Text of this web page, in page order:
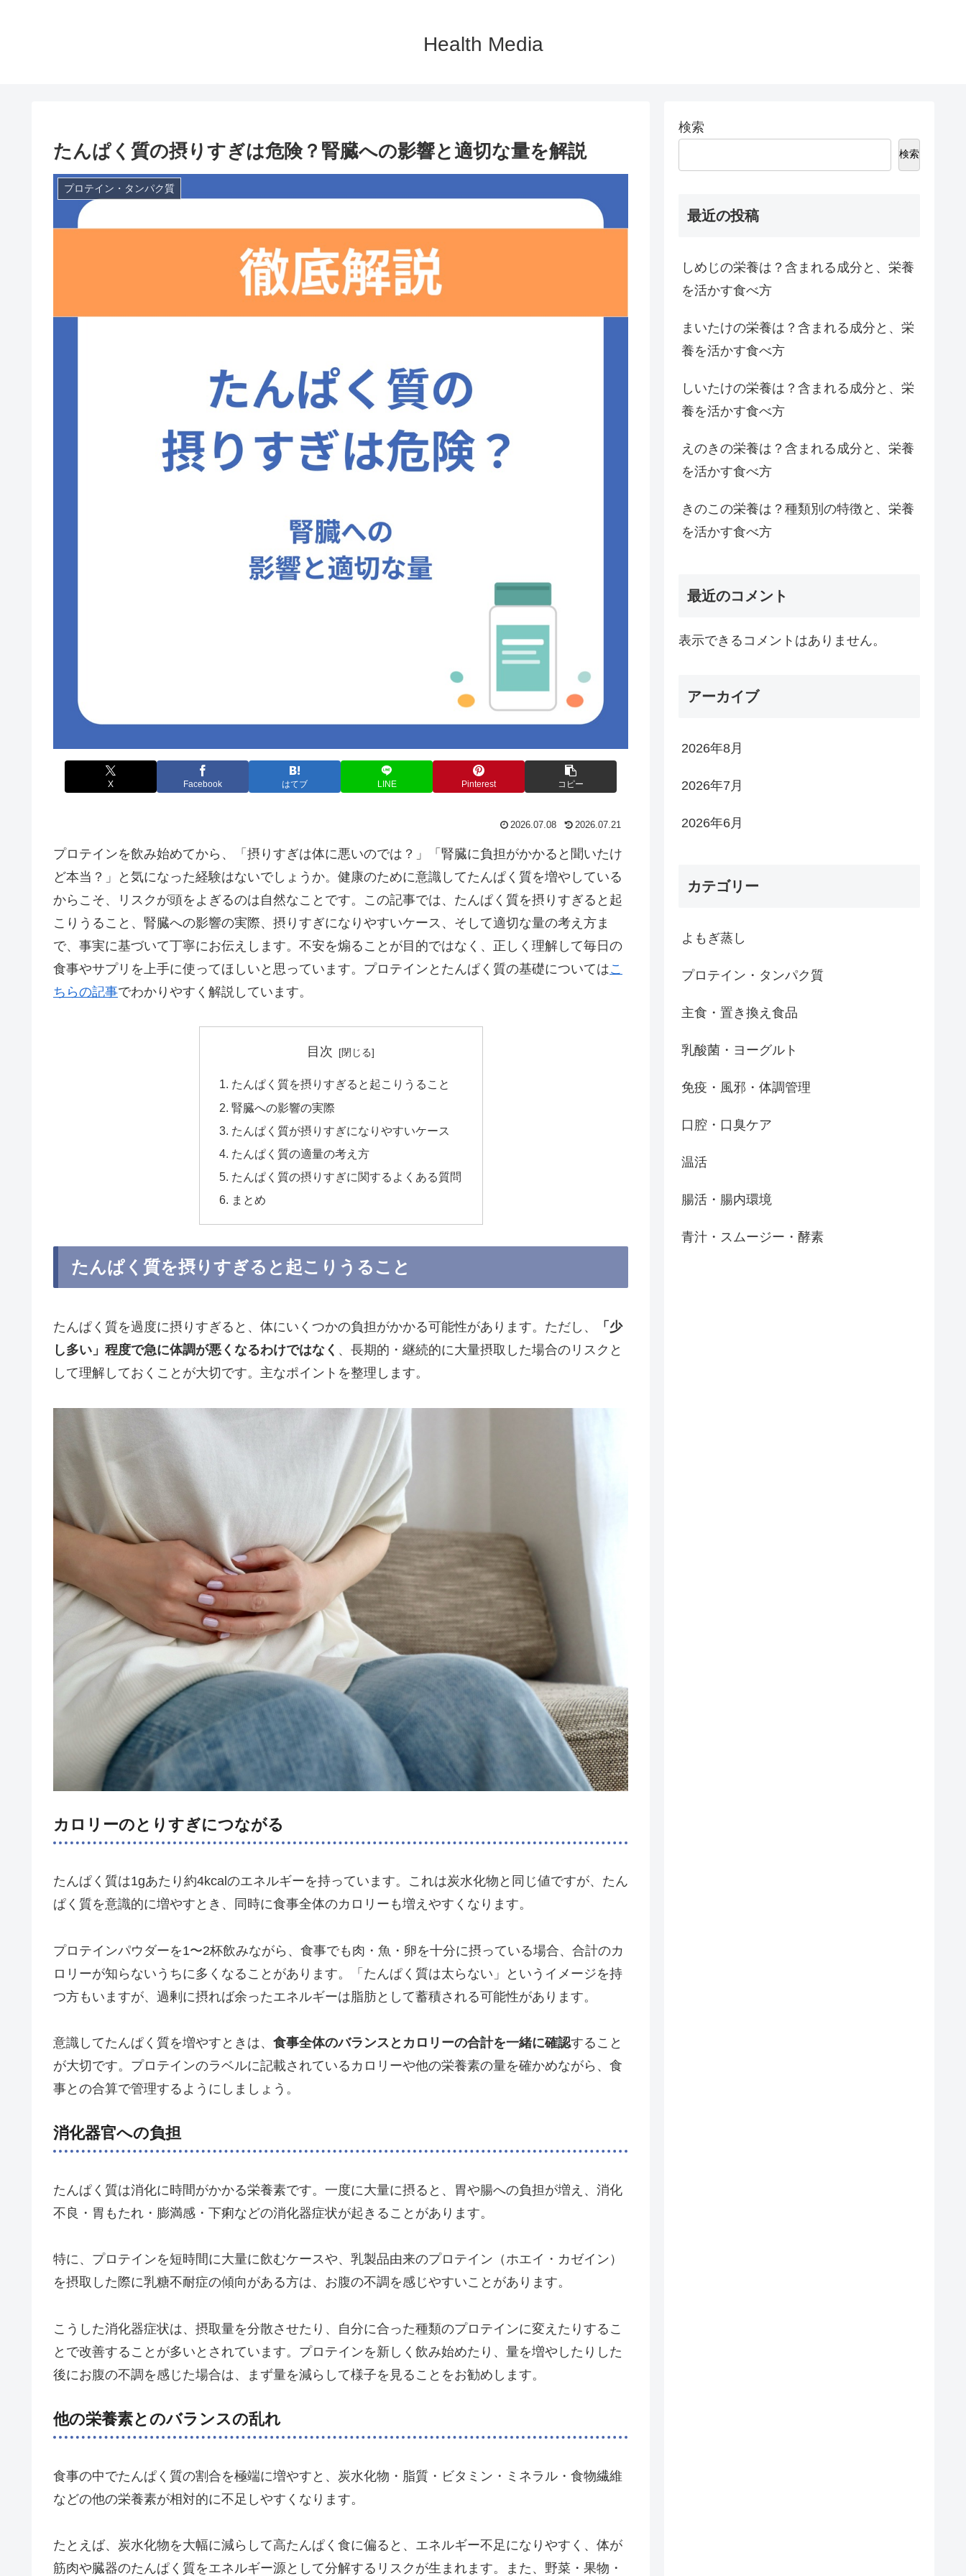
Health Media
たんぱく質の摂りすぎは危険？腎臓への影響と適切な量を解説
プロテイン・タンパク質
X Facebook はてブ LINE Pinterest コピー
2026.07.08 2026.07.21
プロテインを飲み始めてから、「摂りすぎは体に悪いのでは？」「腎臓に負担がかかると聞いたけ
ど本当？」と気になった経験はないでしょうか。健康のために意識してたんぱく質を増やしている
からこそ、リスクが頭をよぎるのは自然なことです。この記事では、たんぱく質を摂りすぎると起
こりうること、腎臓への影響の実際、摂りすぎになりやすいケース、そして適切な量の考え方ま
で、事実に基づいて丁寧にお伝えします。不安を煽ることが目的ではなく、正しく理解して毎日の
食事やサプリを上手に使ってほしいと思っています。プロテインとたんぱく質の基礎についてはこ
ちらの記事でわかりやすく解説しています。
目次
たんぱく質を摂りすぎると起こりうること
腎臓への影響の実際
たんぱく質が摂りすぎになりやすいケース
たんぱく質の適量の考え方
たんぱく質の摂りすぎに関するよくある質問
まとめ
たんぱく質を摂りすぎると起こりうること
たんぱく質を過度に摂りすぎると、体にいくつかの負担がかかる可能性があります。ただし、
「少
し多い」程度で急に体調が悪くなるわけではなく 、長期的・継続的に大量摂取した場合のリスクと
して理解しておくことが大切です。主なポイントを整理します。
カロリーのとりすぎにつながる
たんぱく質は1gあたり約4kcalのエネルギーを持っています。これは炭水化物と同じ値ですが、たん
ぱく質を意識的に増やすとき、同時に食事全体のカロリーも増えやすくなります。
プロテインパウダーを1〜2杯飲みながら、食事でも肉・魚・卵を十分に摂っている場合、合計のカ
ロリーが知らないうちに多くなることがあります。「たんぱく質は太らない」というイメージを持
つ方もいますが、過剰に摂れば余ったエネルギーは脂肪として蓄積される可能性があります。
意識してたんぱく質を増やすときは、 食事全体のバランスとカロリーの合計を一緒に確認すること
が大切です。プロテインのラベルに記載されているカロリーや他の栄養素の量を確かめながら、食
事との合算で管理するようにしましょう。
消化器官への負担
たんぱく質は消化に時間がかかる栄養素です。一度に大量に摂ると、胃や腸への負担が増え、消化
不良・胃もたれ・膨満感・下痢などの消化器症状が起きることがあります。
特に、プロテインを短時間に大量に飲むケースや、乳製品由来のプロテイン（ホエイ・カゼイン）
を摂取した際に乳糖不耐症の傾向がある方は、お腹の不調を感じやすいことがあります。
こうした消化器症状は、摂取量を分散させたり、自分に合った種類のプロテインに変えたりするこ
とで改善することが多いとされています。プロテインを新しく飲み始めたり、量を増やしたりした
後にお腹の不調を感じた場合は、まず量を減らして様子を見ることをお勧めします。
他の栄養素とのバランスの乱れ
食事の中でたんぱく質の割合を極端に増やすと、炭水化物・脂質・ビタミン・ミネラル・食物繊維
などの他の栄養素が相対的に不足しやすくなります。
たとえば、炭水化物を大幅に減らして高たんぱく食に偏ると、エネルギー不足になりやすく、体が
筋肉や臓器のたんぱく質をエネルギー源として分解するリスクが生まれます。また、野菜・果物・
検索
検索
最近の投稿
しめじの栄養は？含まれる成分と、栄養
を活かす食べ方
まいたけの栄養は？含まれる成分と、栄
養を活かす食べ方
しいたけの栄養は？含まれる成分と、栄
養を活かす食べ方
えのきの栄養は？含まれる成分と、栄養
を活かす食べ方
きのこの栄養は？種類別の特徴と、栄養
を活かす食べ方
最近のコメント
表示できるコメントはありません。
アーカイブ
2026年8月
2026年7月
2026年6月
カテゴリー
よもぎ蒸し
プロテイン・タンパク質
主食・置き換え食品
乳酸菌・ヨーグルト
免疫・風邪・体調管理
口腔・口臭ケア
温活
腸活・腸内環境
青汁・スムージー・酵素